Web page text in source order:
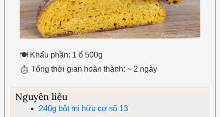
🍽 Khẩu phần: 1 ổ 500g
Tổng thời gian hoàn thành: ~ 2 ngày
Nguyên liệu
240g bột mì hữu cơ số 13